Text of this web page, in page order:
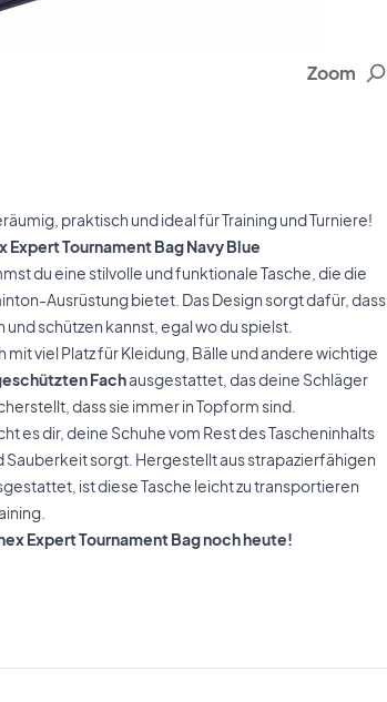
Zoom
praktisch und ideal für Training und Turniere!
Tournament Bag Navy Blue
du eine stilvolle und funktionale Tasche, die die
Ausrüstung bietet. Das Design sorgt dafür, dass
schützen kannst, egal wo du spielst.
viel Platz für Kleidung, Bälle und andere wichtige
Fachausgestattet, das deine Schläger
dass sie immer in Topform sind.
es dir, deine Schuhe vom Rest des Tascheninhalts
Sauberkeit sorgt. Hergestellt aus strapazierfähigen
ist diese Tasche leicht zu transportieren
Expert Tournament Bag noch heute!